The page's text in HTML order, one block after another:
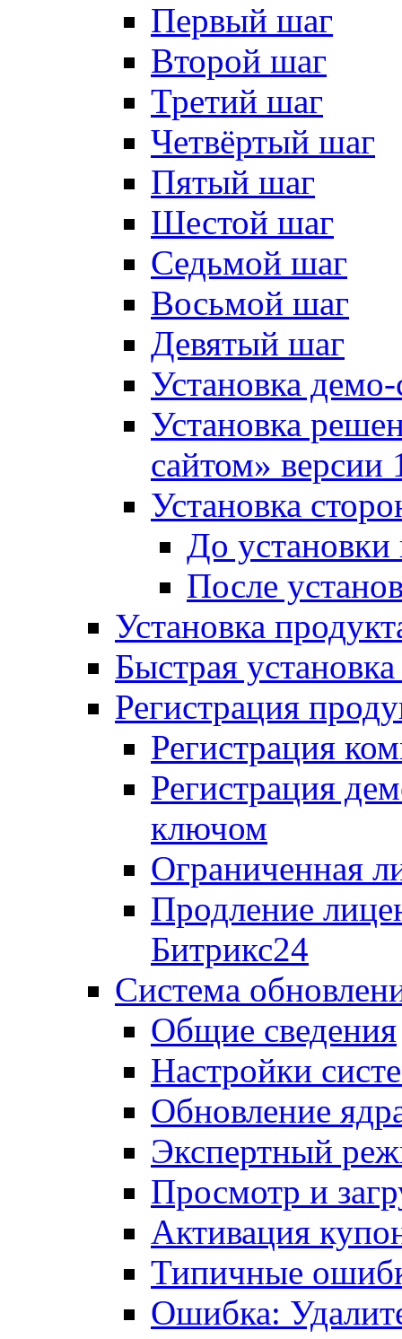
Первый шаг
Второй шаг
Третий шаг
Четвёртый шаг
Пятый шаг
Шестой шаг
Седьмой шаг
Восьмой шаг
Девятый шаг
Установка
Установка
сайтом»
Установка
До установки
После
Установка
Быстрая
Регистрация
Регистрация
Регистрация
ключом
Ограниченная
Продление
Битрикс24
Система
Общие сведения
Настройки
Обновление
Экспертный
Просмотр и
Активация
Типичные
Ошибка: